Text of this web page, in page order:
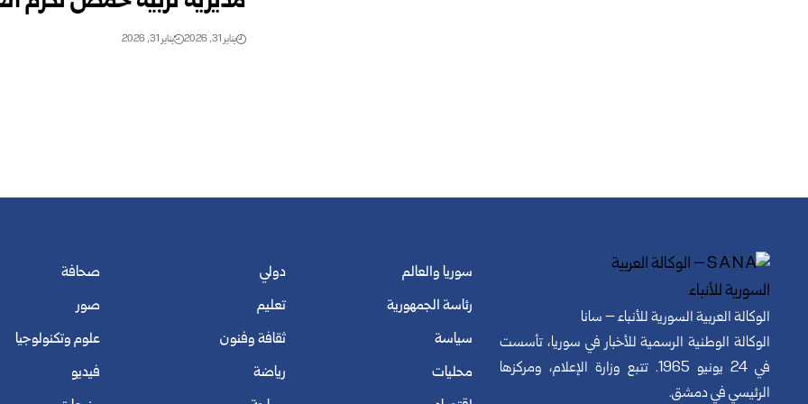
يناير 31, 2026 يناير 31, 2026
الوكالة العربية السورية للأنباء – سانا
الوكالة الوطنية الرسمية للأخبار في سوريا، تأسست
في 24 يونيو 1965. تتبع وزارة الإعلام، ومركزها
الرئيسي في دمشق.
سوريا والعالم
رئاسة الجمهورية
سياسة
محليات
دولي
تعليم
ثقافة وفنون
رياضة
صحافة
صور
علوم وتكنولوجيا
فيديو